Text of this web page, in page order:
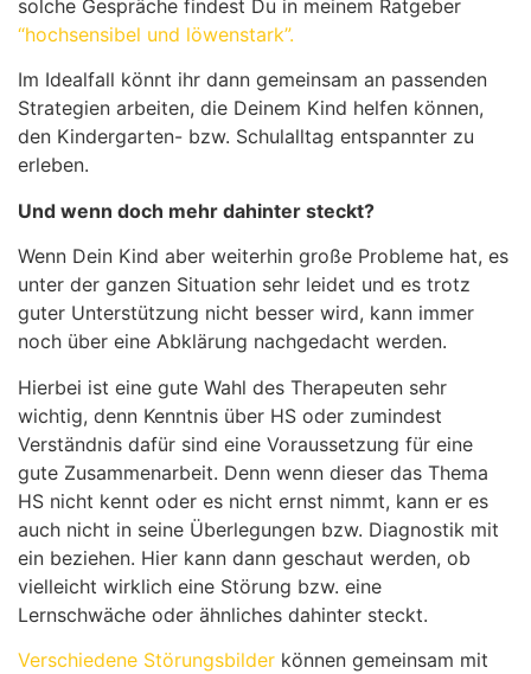
solche Gespräche findest Du in meinem Ratgeber
“hochsensibel und löwenstark”.
Im Idealfall könnt ihr dann gemeinsam an passenden
Strategien arbeiten, die Deinem Kind helfen können,
den Kindergarten- bzw. Schulalltag entspannter zu
erleben.
Und wenn doch mehr dahinter steckt?
Wenn Dein Kind aber weiterhin große Probleme hat, es
unter der ganzen Situation sehr leidet und es trotz
guter Unterstützung nicht besser wird, kann immer
noch über eine Abklärung nachgedacht werden.
Hierbei ist eine gute Wahl des Therapeuten sehr
wichtig, denn Kenntnis über HS oder zumindest
Verständnis dafür sind eine Voraussetzung für eine
gute Zusammenarbeit. Denn wenn dieser das Thema
HS nicht kennt oder es nicht ernst nimmt, kann er es
auch nicht in seine Überlegungen bzw. Diagnostik mit
ein beziehen. Hier kann dann geschaut werden, ob
vielleicht wirklich eine Störung bzw. eine
Lernschwäche oder ähnliches dahinter steckt.
Verschiedene Störungsbilder können gemeinsam mit